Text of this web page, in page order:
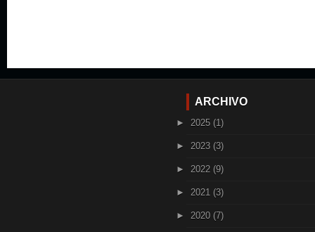
ARCHIVO
► 2025 (1)
► 2023 (3)
► 2022 (9)
► 2021 (3)
► 2020 (7)